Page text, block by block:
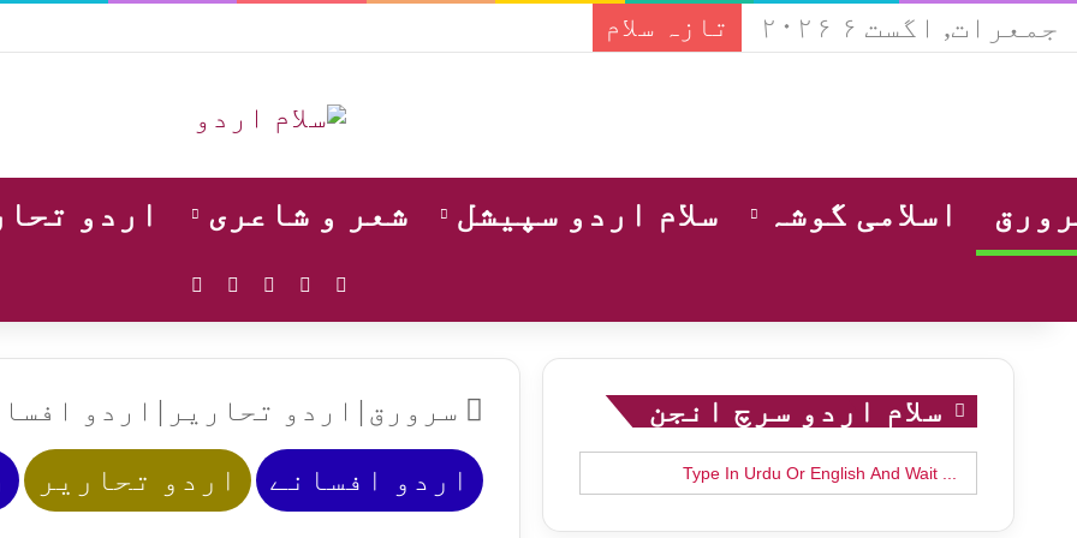
جمعرات, اگست ۶ ۲۰۲۶ تازہ سلام
اسلامی گوشہ سلام اردو سپیشل شعر و شاعری اردو
Facebook
YouTube
Instagram
سرورق | اردو تحاریر | اردو
اردو افسانے اردو تحاریر
سلام اردو سرچ انجن
Search
for: